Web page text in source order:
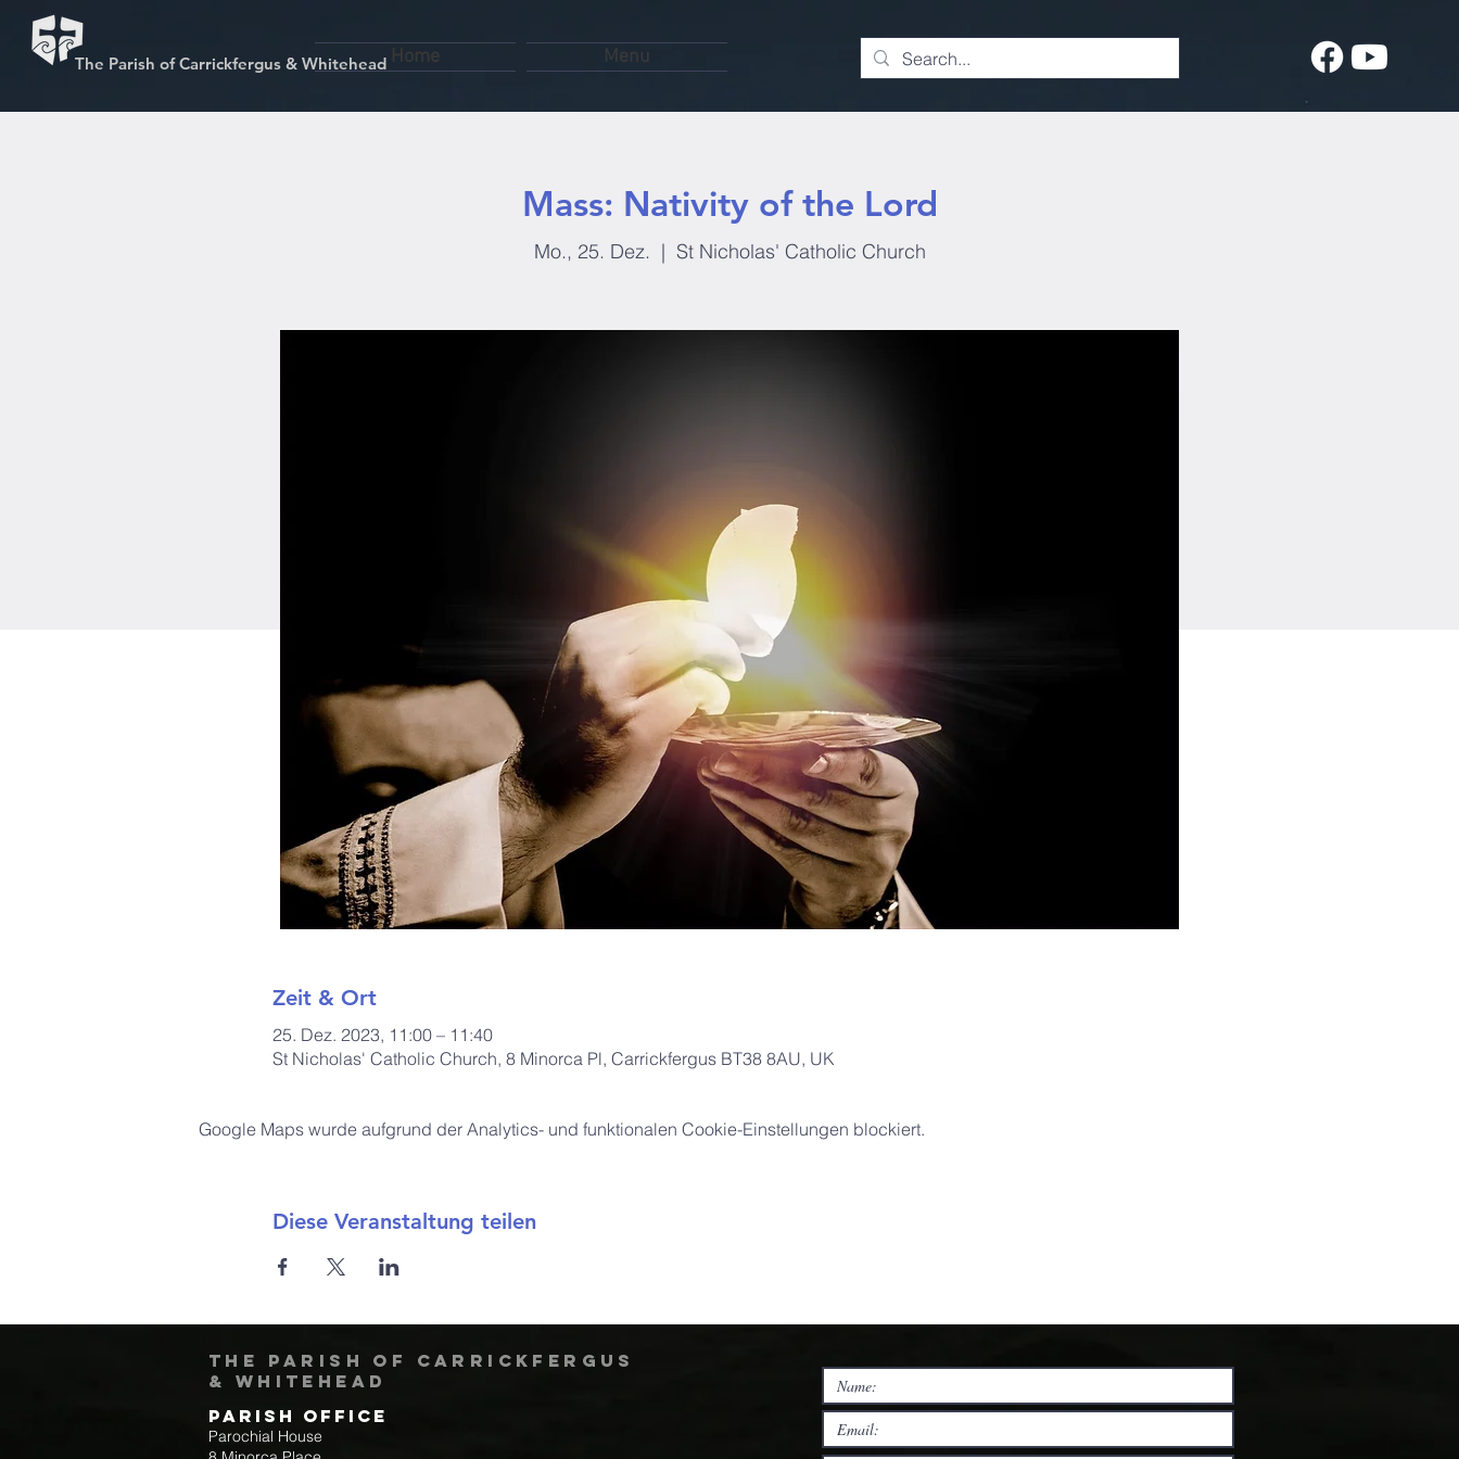
The Parish of Carrickfergus & Whitehead Home Menu
Mass: Nativity of the Lord
Mo., 25. Dez.
  |
St Nicholas' Catholic Church
Zeit & Ort
25. Dez. 2023, 11:00 – 11:40
St Nicholas' Catholic Church, 8 Minorca Pl, Carrickfergus BT38 8AU, UK
Google Maps wurde aufgrund der Analytics- und funktionalen Cookie-Einstellungen blockiert.
Diese Veranstaltung teilen
The Parish of Carrickfergus
& Whitehead
Parish Office
Parochial House